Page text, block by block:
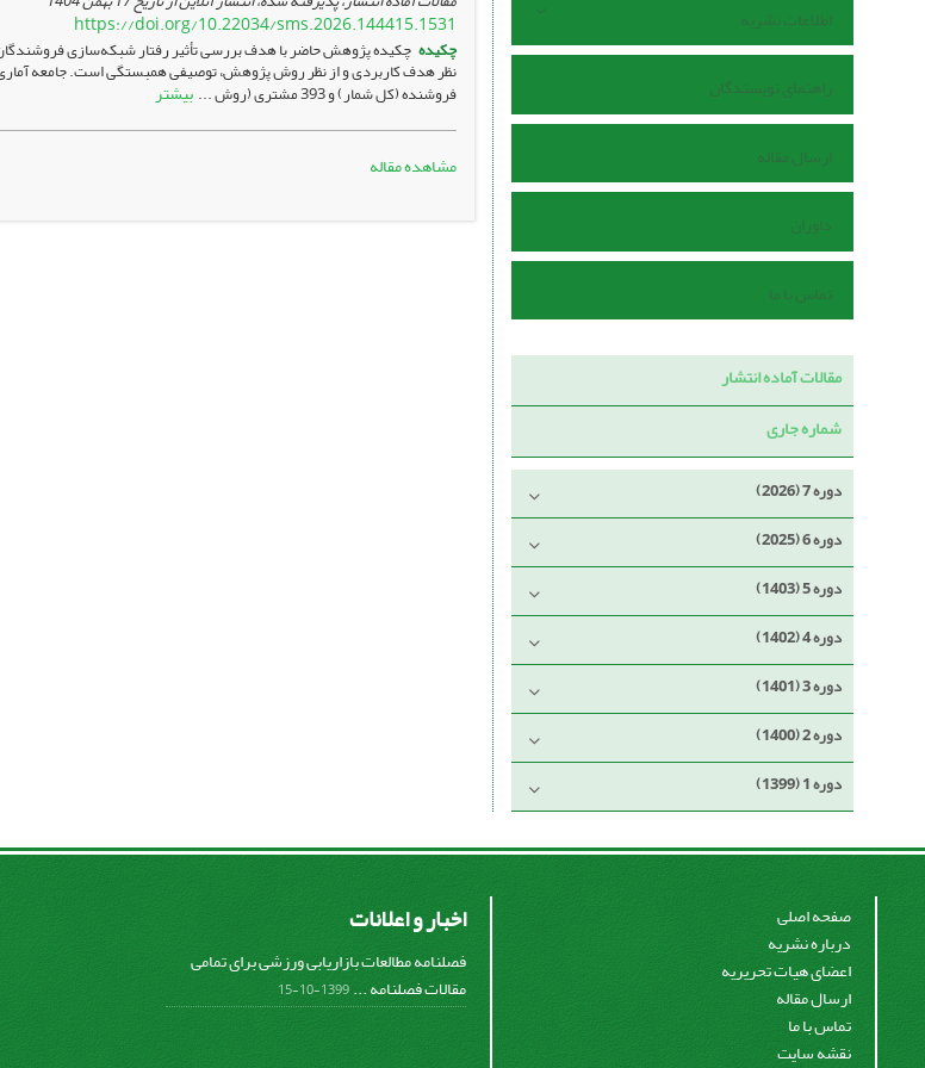
اطلاعات نشریه
راهنمای نویسندگان
ارسال مقاله
داوران
تماس با ما
مقالات آماده انتشار
شماره جاری
دوره 7 (2026)
دوره 6 (2025)
دوره 5 (1403)
دوره 4 (1402)
دوره 3 (1401)
دوره 2 (1400)
دوره 1 (1399)
https://doi.org/10.22034/sms.2026.144415.1531
چکیده چکیده پژوهش حاضر با هدف بررسی تأثیر رفتار شبکه‌سازی
فروشنده (کل شمار) و 393 مشتری (روش ... بیشتر
مشاهده مقاله
صفحه اصلی
درباره نشریه
اعضای هیات تحریریه
ارسال مقاله
تماس با ما
نقشه سایت
اخبار و اعلانات
فصلنامه مطالعات بازاریابی ورزشی برای تمامی
مقالات فصلنامه ... 1399-10-15